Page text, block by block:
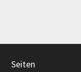
Seiten